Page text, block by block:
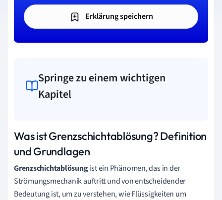
Erklärung speichern
Springe zu einem wichtigen
Kapitel
Was ist Grenzschichtablösung? Definition
und Grundlagen
Grenzschichtablösungist ein Phänomen, das in der
Strömungsmechanik auftritt und von entscheidender
Bedeutung ist, um zu verstehen, wie Flüssigkeiten um